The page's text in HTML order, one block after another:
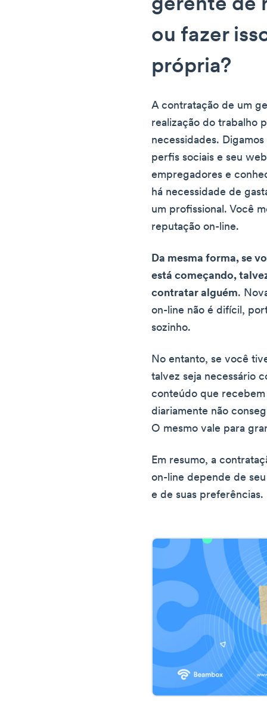
gerente de
ou fazer
própria?
A contratação de um
realização do trabalho
necessidades.
perfis sociais e seu
empregadores e
há necessidade de
um profissional. Você
reputação on-line.
Da mesma forma, se
está começando,
contratar alguém.
on-line não é difícil,
sozinho.
No entanto, se você
talvez seja necessário
conteúdo que
diariamente não
O mesmo vale para
Em resumo, a
on-line depende de
e de suas preferências.